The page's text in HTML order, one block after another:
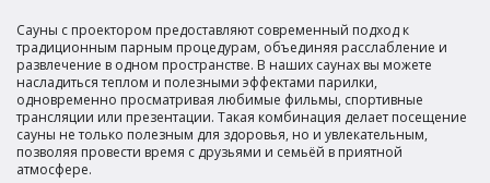
Сауны с проектором предоставляют современный подход к
традиционным парным процедурам, объединяя расслабление и
развлечение в одном пространстве. В наших саунах вы можете
насладиться теплом и полезными эффектами парилки,
одновременно просматривая любимые фильмы, спортивные
трансляции или презентации. Такая комбинация делает посещение
сауны не только полезным для здоровья, но и увлекательным,
позволяя провести время с друзьями и семьёй в приятной
атмосфере.